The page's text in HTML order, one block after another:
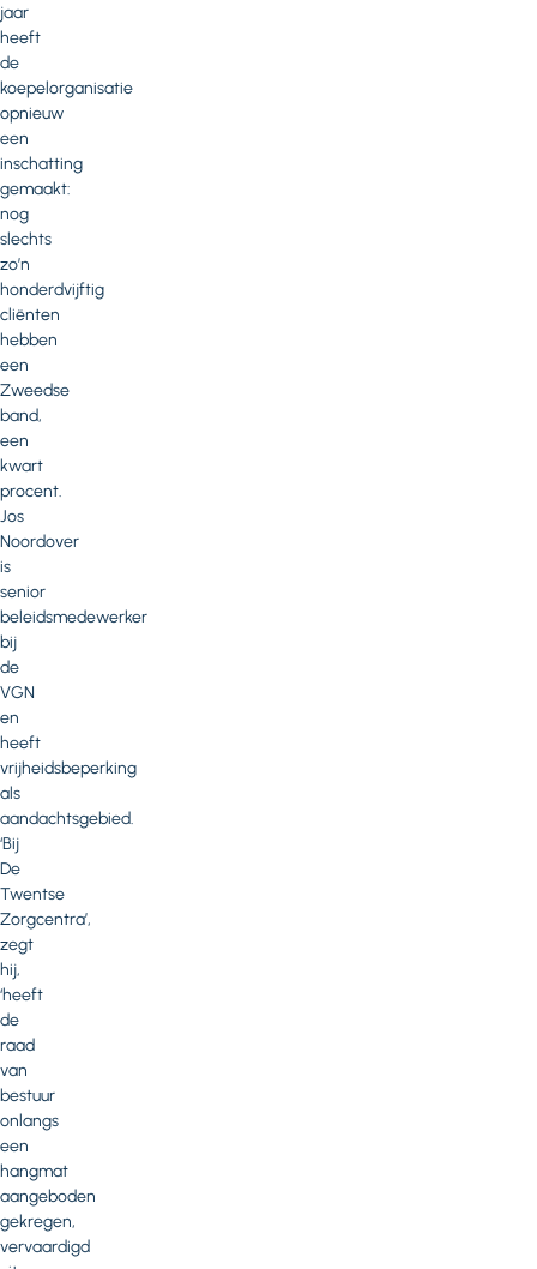
jaar
heeft
de
koepelorganisatie
opnieuw
een
inschatting
gemaakt:
nog
slechts
zo’n
honderdvijftig
cliënten
hebben
een
Zweedse
band,
een
kwart
procent.
Jos
Noordover
is
senior
beleidsmedewerker
bij
de
VGN
en
heeft
vrijheidsbeperking
als
aandachtsgebied.
‘Bij
De
Twentse
Zorgcentra’,
zegt
hij,
‘heeft
de
raad
van
bestuur
onlangs
een
hangmat
aangeboden
gekregen,
vervaardigd